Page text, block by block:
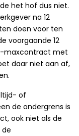
het hof dus niet.
na 12
doen voor ten
voorgaande 12
maxcontract met
daar niet aan af,
of
de ondergrens is
ook niet als de